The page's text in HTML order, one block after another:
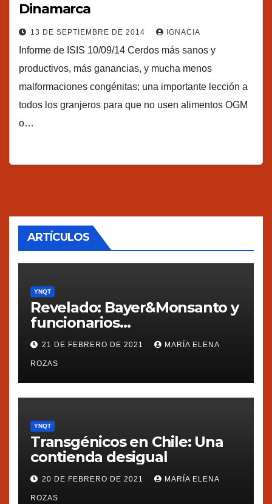
Dinamarca
13 DE SEPTIEMBRE DE 2014 IGNACIA
Informe de ISIS 10/09/14 Cerdos más sanos y
productivos, más ganancias, y mucha menos
malformaciones congénitas; una importante lección a
todos los granjeros para que no usen alimentos OGM
o…
ARTÍCULOS
YNQT
Revelado: Bayer&Monsanto y
funcionarios
estadounidenses
presionaron a México
21 DE FEBRERO DE 2021 MARÍA ELENA
ROZAS
YNQT
Transgénicos en Chile: Una
contienda desigual
20 DE FEBRERO DE 2021 MARÍA ELENA
ROZAS